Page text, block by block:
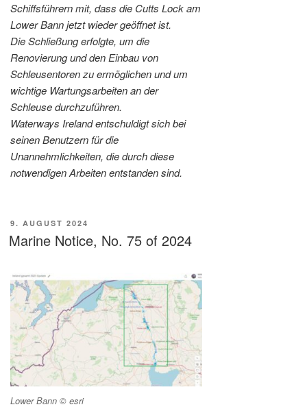
Schiffsführern mit, dass die Cutts Lock am
Lower Bann jetzt wieder geöffnet ist.
Die Schließung erfolgte, um die
Renovierung und den Einbau von
Schleusentoren zu ermöglichen und um
wichtige Wartungsarbeiten an der
Schleuse durchzuführen.
Waterways Ireland entschuldigt sich bei
seinen Benutzern für die
Unannehmlichkeiten, die durch diese
notwendigen Arbeiten entstanden sind.
VERÖFFENTLICHT
AM
9. AUGUST 2024
Marine Notice, No. 75 of 2024
Lower Bann © esri